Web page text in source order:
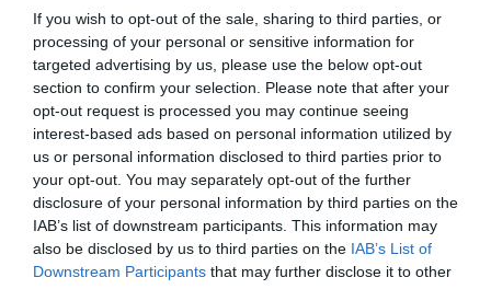
If you wish to opt-out of the sale, sharing to third parties, or
processing of your personal or sensitive information for
targeted advertising by us, please use the below opt-out
section to confirm your selection. Please note that after your
opt-out request is processed you may continue seeing
interest-based ads based on personal information utilized by
us or personal information disclosed to third parties prior to
your opt-out. You may separately opt-out of the further
disclosure of your personal information by third parties on the
IAB’s list of downstream participants. This information may
also be disclosed by us to third parties on the IAB’s List of
Downstream Participants that may further disclose it to other